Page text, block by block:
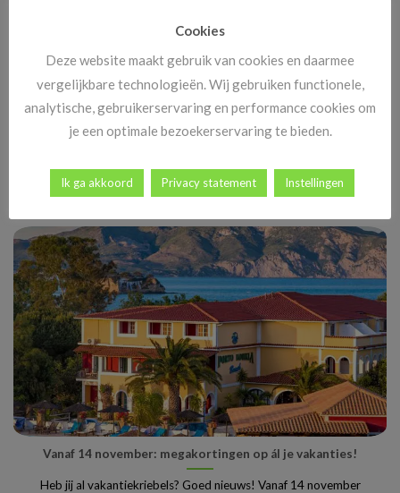
goedkope tv’s en nieuwe gadgets. [...]
Vanaf 14 november: megakortingen op ál je vakanties!
Heb jij al vakantiekriebels? Goed nieuws! Vanaf 14 november
Cookies
Deze website maakt gebruik van cookies en daarmee
vergelijkbare technologieën. Wij gebruiken functionele,
analytische, gebruikerservaring en performance cookies om
je een optimale bezoekerservaring te bieden.
Ik ga akkoord Privacy statement Instellingen